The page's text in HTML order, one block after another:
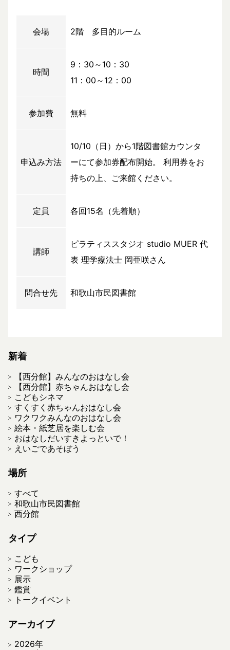
会場 2階 多目的ルーム
時間
9：30～10：30
11：00～12：00
参加費 無料
申込み方法
10/10（日）から1階図書館カウンタ
ーにて参加券配布開始。 利用券をお
持ちの上、ご来館ください。
定員 各回15名（先着順）
講師
ピラティススタジオ studio MUER 代
表 理学療法士 岡亜咲さん
問合せ先 和歌山市民図書館
新着
【西分館】みんなのおはなし会
【西分館】赤ちゃんおはなし会
こどもシネマ
すくすく赤ちゃんおはなし会
ワクワクみんなのおはなし会
絵本・紙芝居を楽しむ会
おはなしだいすきよっといで！
えいごであそぼう
場所
すべて
和歌山市民図書館
西分館
タイプ
こども
ワークショップ
展示
鑑賞
トークイベント
アーカイブ
2026年